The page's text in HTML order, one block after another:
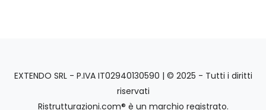
EXTENDO SRL - P.IVA IT02940130590 | © 2025 - Tutti i diritti
riservati
Ristrutturazioni.com® è un marchio registrato.